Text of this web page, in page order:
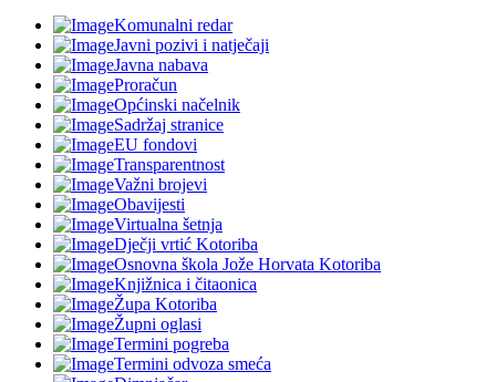
Komunalni redar
Javni pozivi i natječaji
Javna nabava
Proračun
Općinski načelnik
Sadržaj stranice
EU fondovi
Transparentnost
Važni brojevi
Obavijesti
Virtualna šetnja
Dječji vrtić Kotoriba
Osnovna škola Jože Horvata Kotoriba
Knjižnica i čitaonica
Župa Kotoriba
Župni oglasi
Termini pogreba
Termini odvoza smeća